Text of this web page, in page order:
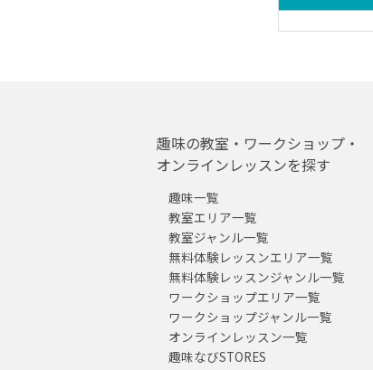
趣味の教室・ワークショップ・
オンラインレッスンを探す
趣味一覧
教室エリア一覧
教室ジャンル一覧
無料体験レッスンエリア一覧
無料体験レッスンジャンル一覧
ワークショップエリア一覧
ワークショップジャンル一覧
オンラインレッスン一覧
趣味なびSTORES